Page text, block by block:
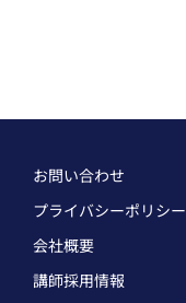
お問い合わせ
プライバシーポリシー
会社概要
講師採用情報